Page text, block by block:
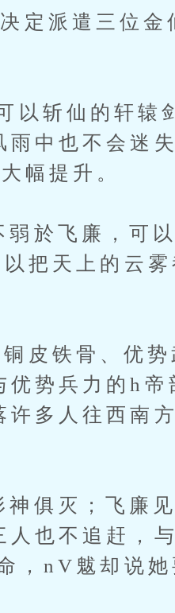
派遣三位金
仙的轩辕剑
中也不会迷
幅提升。
飞廉，可以
把天上的云雾
铁骨、优势
势兵力的h帝
多人往西南
灭；飞廉见
也不追赶，
，nV魃却说她